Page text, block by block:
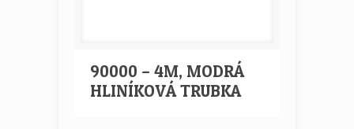
90000 – 4M, MODRÁ
HLINÍKOVÁ TRUBKA